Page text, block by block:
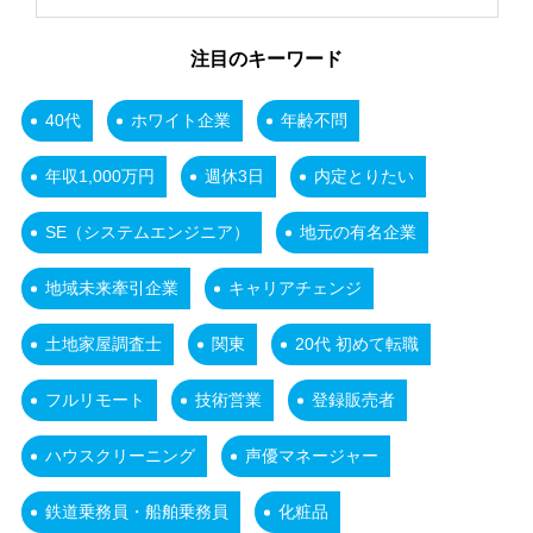
注目のキーワード
40代 ホワイト企業 年齢不問
年収1,000万円 週休3日 内定とりたい
SE（システムエンジニア） 地元の有名企業
地域未来牽引企業 キャリアチェンジ
土地家屋調査士 関東 20代 初めて転職
フルリモート 技術営業 登録販売者
ハウスクリーニング 声優マネージャー
鉄道乗務員・船舶乗務員 化粧品